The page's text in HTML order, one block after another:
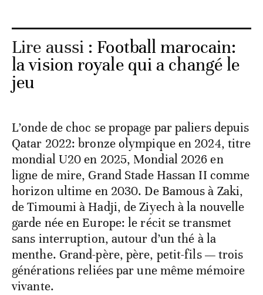
Lire aussi : Football marocain:
la vision royale qui a changé le
jeu
L’onde de choc se propage par paliers depuis
Qatar 2022: bronze olympique en 2024, titre
mondial U20 en 2025, Mondial 2026 en
ligne de mire, Grand Stade Hassan II comme
horizon ultime en 2030. De Bamous à Zaki,
de Timoumi à Hadji, de Ziyech à la nouvelle
garde née en Europe: le récit se transmet
sans interruption, autour d’un thé à la
menthe. Grand-père, père, petit-fils — trois
générations reliées par une même mémoire
vivante.